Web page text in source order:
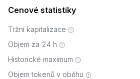
Cenové statistiky
Tržní kapitalizace
Objem za 24 h
Historické maximum
Objem tokenů v oběhu